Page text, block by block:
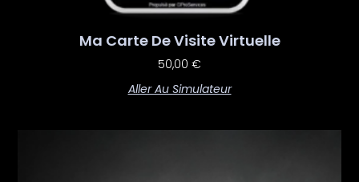
Ma Carte De Visite Virtuelle
50,00 €
Aller Au Simulateur